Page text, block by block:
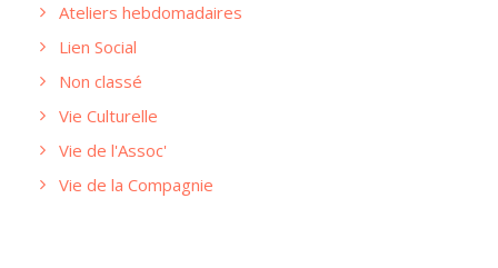
Ateliers hebdomadaires
Lien Social
Non classé
Vie Culturelle
Vie de l'Assoc'
Vie de la Compagnie